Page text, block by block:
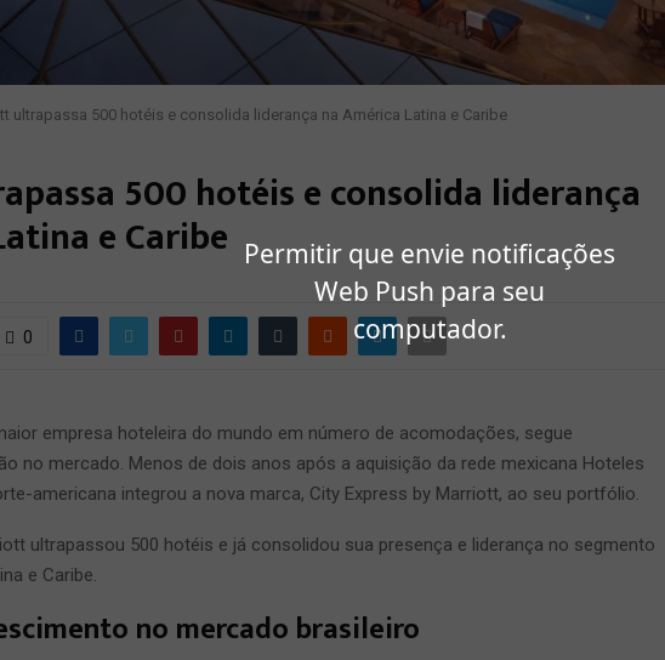
Permitir que envie notificações
Web Push para seu
computador.
ultrapassa 500 hotéis e consolida liderança na América Latina e Caribe
500 hotéis e consolida liderança
e Caribe
0
empresa hoteleira do mundo em número de acomodações, segue
no mercado. Menos de dois anos após a aquisição da rede mexicana Hoteles
americana integrou a nova marca, City Express by Marriott, ao seu portfólio.
ultrapassou 500 hotéis e já consolidou sua presença e liderança no segmento
e Caribe.
no mercado brasileiro